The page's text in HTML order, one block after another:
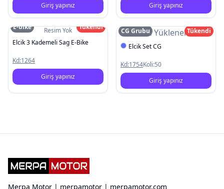
Giriş yapınız
Giriş yapınız
Resim Yok
E-bike
Tükendi
Elcik 3 Kademeli Sag E-Bike
Kd:1264
Giriş yapınız
Resim Yüklenemedi
CG Grubu
Tükendi
Elcik Set CG
Kd:1754Koli:50
Giriş yapınız
Merpa Motor | merpamotor | merpamotor.com